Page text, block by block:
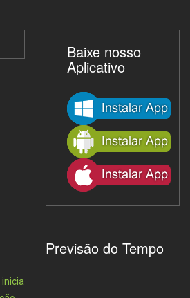
Baixe nosso
Aplicativo
Previsão do Tempo